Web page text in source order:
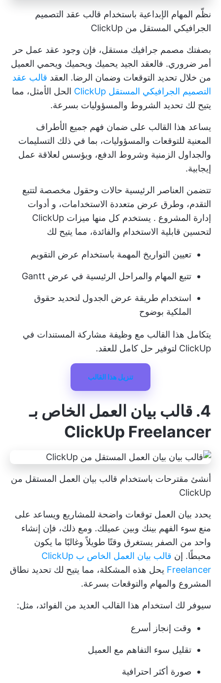
نظّم المهام الإبداعية باستخدام قالب عقد التصميم
الجرافيكي المستقل من ClickUp
بصفتك مصمم جرافيك مستقل، فإن وجود عقد عمل حر
أمر ضروري. فالعقد الجيد يحميك ويحميك ويحمي العميل
من خلال تحديد التوقعات وضمان الرضا. العقد قالب عقد
التصميم الجرافيكي المستقل ClickUp
الحل الأمثل، مما
يتيح لك تحديد الشروط والمسؤوليات بسرعة.
يساعد هذا القالب على ضمان فهم جميع الأطراف
المعنية للتوقعات والمسؤوليات، بما في ذلك التسليمات
والجداول الزمنية وشروط الدفع، ويؤسس لعلاقة عمل
إيجابية.
تتضمن العناصر الرئيسية حالات وحقول مخصصة لتتبع
التقدم، وطرق عرض متعددة الاستخدامات، و أدوات
إدارة المشروع
. يستخدم كل منها ميزات ClickUp
لتحسين قابلية الاستخدام والفائدة، مما يتيح لك
تعيين التواريخ المهمة باستخدام عرض التقويم
تتبع المهام والمراحل الرئيسية في عرض Gantt
استخدام طريقة عرض الجدول لتحديد حقوق
الملكية بوضوح
يتكامل هذا القالب مع وظيفة مشاركة المستندات في
ClickUp لتوفير حل كامل للعقد.
تنزيل هذا القالب
4. قالب بيان العمل الخاص بـ
ClickUp Freelancer
أنشئ مقترحات باستخدام قالب بيان العمل المستقل من
ClickUp
يحدد بيان العمل توقعات واضحة للمشاريع ويساعد على
منع سوء الفهم بينك وبين عميلك. ومع ذلك، فإن إنشاء
واحد من الصفر يستغرق وقتًا طويلاً وغالبًا ما يكون
محبطًا. إن
قالب بيان العمل الخاص ب ClickUp
Freelancer يحل هذه المشكلة، مما يتيح لك تحديد نطاق
المشروع والمهام والتوقعات بسرعة.
سيوفر لك استخدام هذا القالب العديد من الفوائد، مثل:
وقت إنجاز أسرع
تقليل سوء التفاهم مع العميل
صورة أكثر احترافية